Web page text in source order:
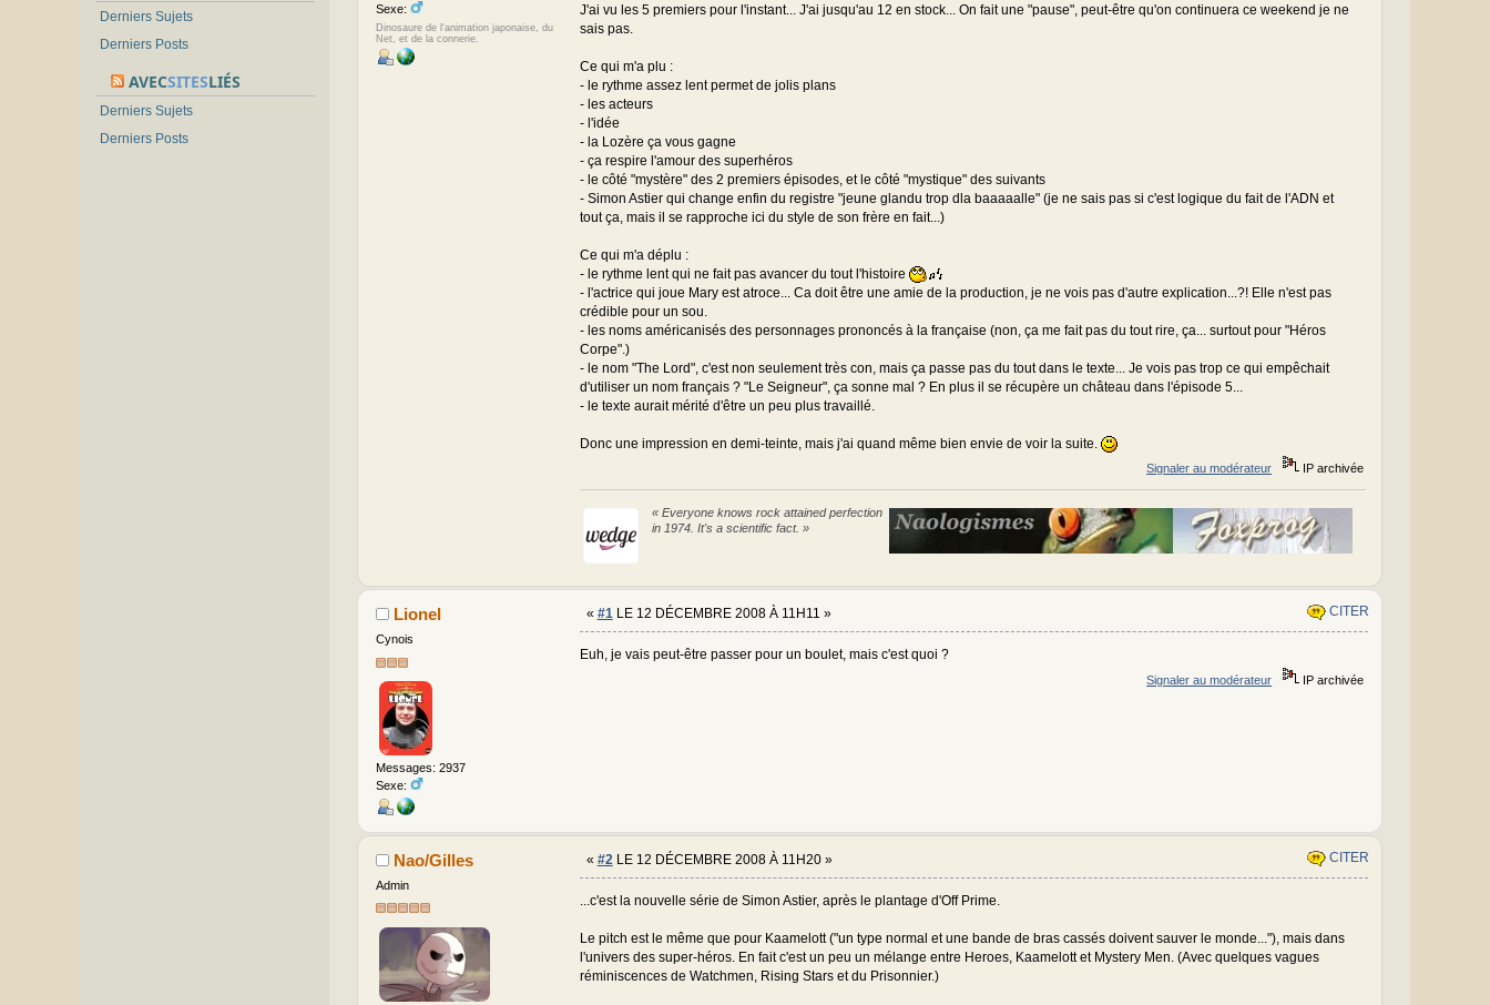
Derniers Sujets
Derniers Posts
AVECSITESLIÉS
Derniers Sujets
Derniers Posts
Sexe:
Dinosaure de l'animation japonaise, du
Net, et de la connerie.
J'ai vu les 5 premiers pour l'instant... J'ai jusqu'au 12 en stock... On fait une "pause", peut-être qu'on continuera ce weekend je ne
sais pas.
Ce qui m'a plu :
- le rythme assez lent permet de jolis plans
- les acteurs
- l'idée
- la Lozère ça vous gagne
- ça respire l'amour des superhéros
- le côté "mystère" des 2 premiers épisodes, et le côté "mystique" des suivants
- Simon Astier qui change enfin du registre "jeune glandu trop dla baaaaalle" (je ne sais pas si c'est logique du fait de l'ADN et
tout ça, mais il se rapproche ici du style de son frère en fait...)
Ce qui m'a déplu :
- le rythme lent qui ne fait pas avancer du tout l'histoire
- l'actrice qui joue Mary est atroce... Ca doit être une amie de la production, je ne vois pas d'autre explication...?! Elle n'est pas
crédible pour un sou.
- les noms américanisés des personnages prononcés à la française (non, ça me fait pas du tout rire, ça... surtout pour "Héros
Corpe".)
- le nom "The Lord", c'est non seulement très con, mais ça passe pas du tout dans le texte... Je vois pas trop ce qui empêchait
d'utiliser un nom français ? "Le Seigneur", ça sonne mal ? En plus il se récupère un château dans l'épisode 5...
- le texte aurait mérité d'être un peu plus travaillé.
Donc une impression en demi-teinte, mais j'ai quand même bien envie de voir la suite.
Signaler au modérateur IP archivée
« Everyone knows rock attained perfection
in 1974. It's a scientific fact. »
Lionel
Cynois
Messages: 2937
Sexe:
« #1LE 12 DÉCEMBRE 2008 À 11H11 » CITER
Euh, je vais peut-être passer pour un boulet, mais c'est quoi ?
Signaler au modérateur IP archivée
Nao/Gilles
Admin
« #2LE 12 DÉCEMBRE 2008 À 11H20 » CITER
...c'est la nouvelle série de Simon Astier, après le plantage d'Off Prime.
Le pitch est le même que pour Kaamelott ("un type normal et une bande de bras cassés doivent sauver le monde..."), mais dans
l'univers des super-héros. En fait c'est un peu un mélange entre Heroes, Kaamelott et Mystery Men. (Avec quelques vagues
réminiscences de Watchmen, Rising Stars et du Prisonnier.)